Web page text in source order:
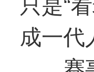
成一